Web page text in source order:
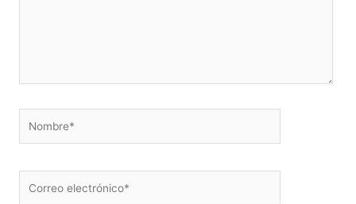
electrónico*